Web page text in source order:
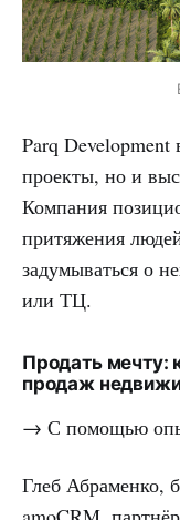
Parq Development
проекты, но и
Компания
притяжения
задумываться о
или ТЦ.
Продать мечту:
продаж
→ С помощью
Глеб Абраменко,